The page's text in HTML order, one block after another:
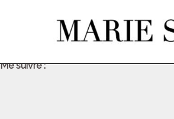
Me suivre :